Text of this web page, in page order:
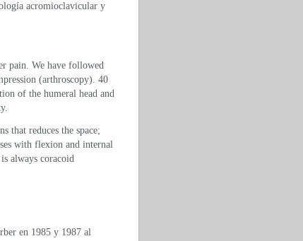
acromioclavicular y
pain. We have followed
(arthroscopy). 40
of the humeral head and
that reduces the space;
with flexion and internal
always coracoid
en 1985 y 1987 al